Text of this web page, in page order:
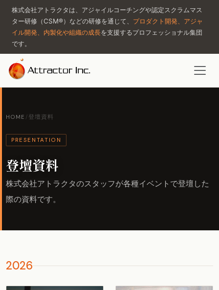
株式会社アトラクタは、アジャイルコーチングや認定スクラムマス
ター研修（CSM®）などの研修を通じて、 プロダクト開発、アジャ
イル開発、内製化や組織の成長を支援するプロフェッショナル集団
です。
HOME / 登壇資料
PRESENTATION
登壇資料
株式会社アトラクタのスタッフが各種イベントで登壇した
際の資料です。
2026